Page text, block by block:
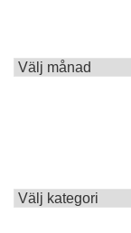
Arkiv
Skrivet